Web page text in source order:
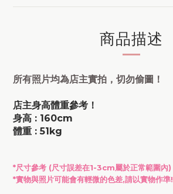
商品描述
所有照片均為店主實拍，切勿偷圖！
店主身高體重參考！
身高 : 160cm
體重 : 51kg
*尺寸參考 (尺寸誤差在1-3cm屬於正常範圍內)
*實物與照片可能會有輕微的色差,請以實物作準!